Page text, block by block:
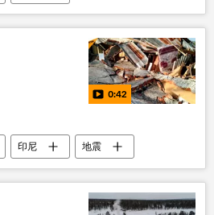
0:42
印尼
地震